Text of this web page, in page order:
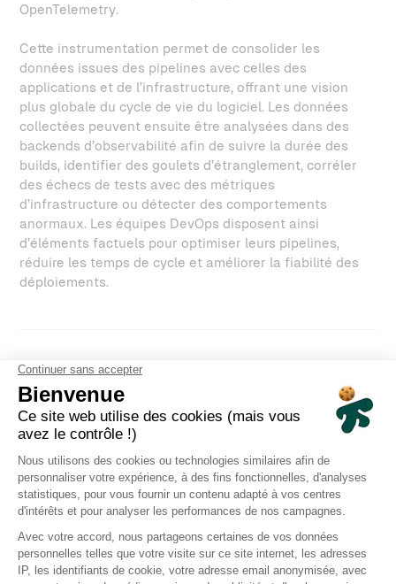
OpenTelemetry.
Cette instrumentation permet de consolider les
données issues des pipelines avec celles des
applications et de l’infrastructure, offrant une vision
plus globale du cycle de vie du logiciel. Les données
collectées peuvent ensuite être analysées dans des
backends d’observabilité afin de suivre la durée des
builds, identifier des goulets d’étranglement, corréler
des échecs de tests avec des métriques
d’infrastructure ou détecter des comportements
anormaux. Les équipes DevOps disposent ainsi
d’éléments factuels pour optimiser leurs pipelines,
réduire les temps de cycle et améliorer la fiabilité des
déploiements.
Glossaire des termes OpenTelemetry
Leprotocole OpenTelemetry (OTLP)
pour transmettre les données entre les composants
OpenTelemetry et les backends d'observabilité. Sa
conception optimisée garantit une transmission
cohérent.